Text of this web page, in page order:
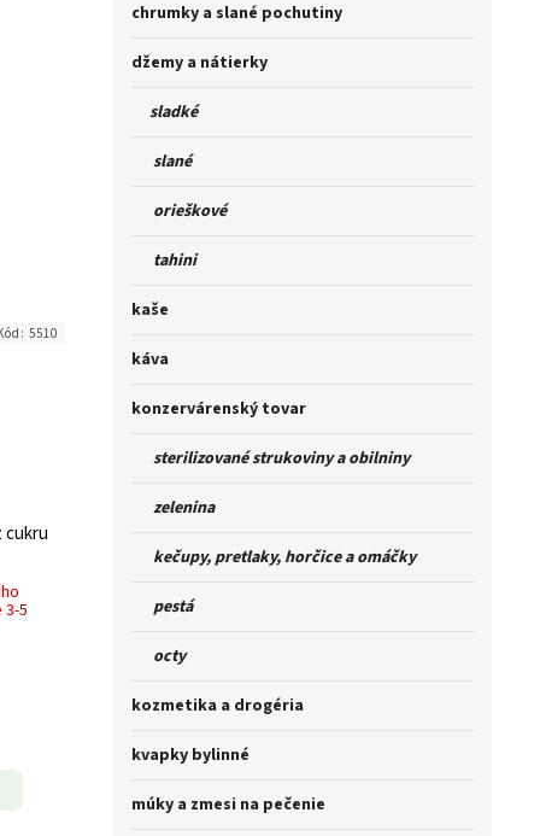
chrumky a slané pochutiny
džemy a nátierky
sladké
slané
orieškové
tahini
kaše
káva
konzervárenský tovar
sterilizované strukoviny a obilniny
zelenina
kečupy, pretlaky, horčice a omáčky
pestá
octy
kozmetika a drogéria
kvapky bylinné
múky a zmesi na pečenie
cukru
5
5510